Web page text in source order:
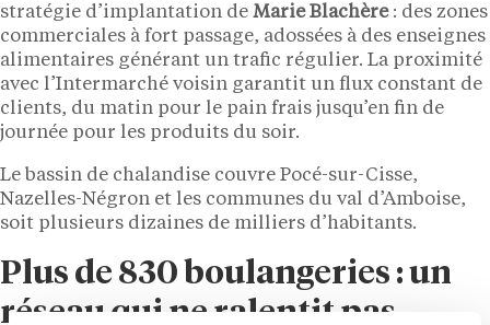
stratégie d’implantation de Marie Blachère: des zones
commerciales à fort passage, adossées à des enseignes
alimentaires générant un trafic régulier. La proximité
avec l’Intermarché voisin garantit un flux constant de
clients, du matin pour le pain frais jusqu’en fin de
journée pour les produits du soir.
Le bassin de chalandise couvre Pocé-sur-Cisse,
Nazelles-Négron et les communes du val d’Amboise,
soit plusieurs dizaines de milliers d’habitants.
Plus de 830 boulangeries : un
réseau qui ne ralentit pas